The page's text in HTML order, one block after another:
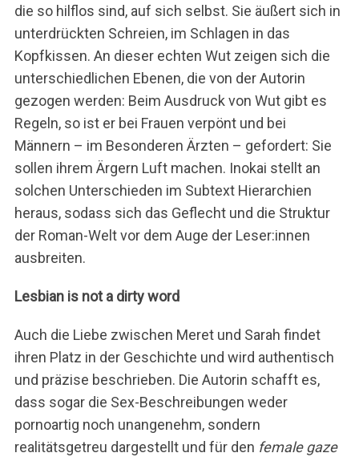
die so hilflos sind, auf sich selbst. Sie äußert sich in
unterdrückten Schreien, im Schlagen in das
Kopfkissen. An dieser echten Wut zeigen sich die
unterschiedlichen Ebenen, die von der Autorin
gezogen werden: Beim Ausdruck von Wut gibt es
Regeln, so ist er bei Frauen verpönt und bei
Männern – im Besonderen Ärzten – gefordert: Sie
sollen ihrem Ärgern Luft machen. Inokai stellt an
solchen Unterschieden im Subtext Hierarchien
heraus, sodass sich das Geflecht und die Struktur
der Roman-Welt vor dem Auge der Leser:innen
ausbreiten.
Lesbian is not a dirty word
Auch die Liebe zwischen Meret und Sarah findet
ihren Platz in der Geschichte und wird authentisch
und präzise beschrieben. Die Autorin schafft es,
dass sogar die Sex-Beschreibungen weder
pornoartig noch unangenehm, sondern
realitätsgetreu dargestellt und für den female gaze
n
a
h
: